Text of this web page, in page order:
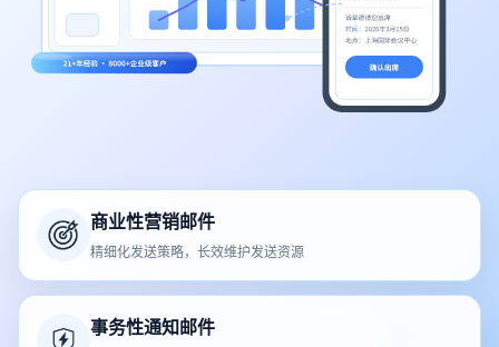
商业性营销邮件
精细化发送策略，长效维护发送资源
事务性通知邮件